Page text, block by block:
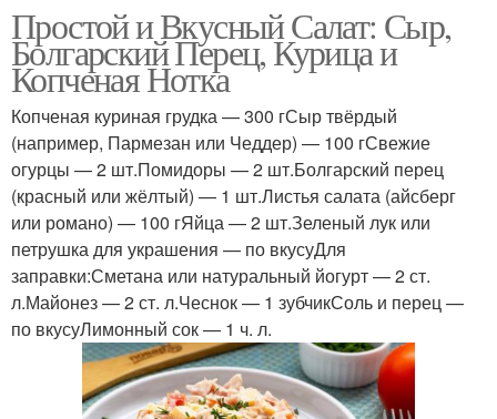
Простой и Вкусный Салат: Сыр,
Болгарский Перец, Курица и
Копченая Нотка
Копченая куриная грудка — 300 гСыр твёрдый
(например, Пармезан или Чеддер) — 100 гСвежие
огурцы — 2 шт.Помидоры — 2 шт.Болгарский перец
(красный или жёлтый) — 1 шт.Листья салата (айсберг
или романо) — 100 гЯйца — 2 шт.Зеленый лук или
петрушка для украшения — по вкусуДля
заправки:Сметана или натуральный йогурт — 2 ст.
л.Майонез — 2 ст. л.Чеснок — 1 зубчикСоль и перец —
по вкусуЛимонный сок — 1 ч. л.